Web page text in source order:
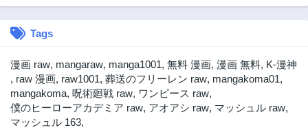
第60話
第58話
8ヶ月前
第57話
8ヶ月前
第56話
8ヶ月前
第55話
Tags
漫画 raw, mangaraw, manga1001, 無料 漫画, 漫画 無料, K-漫神
, raw 漫画, raw1001, 葬送のフリーレン raw, mangakoma01,
mangakoma, 呪術廻戦 raw, ワンピース raw,
僕のヒーローアカデミア raw, アオアシ raw, マッシュル raw,
マッシュル 163,